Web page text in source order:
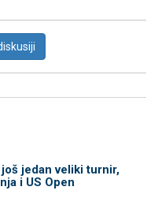
jedan veliki turnir,
i US Open